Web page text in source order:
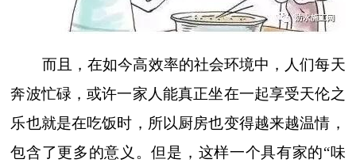
而且，在如今高效率的社会环境中，人们每天
奔波忙碌，或许一家人能真正坐在一起享受天伦之
乐也就是在吃饭时，所以厨房也变得越来越温情，
包含了更多的意义。但是，这样一个具有家的“味